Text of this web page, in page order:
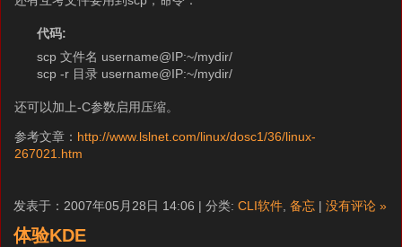
代码:
scp 文件名 username@IP:~/mydir/
scp -r 目录 username@IP:~/mydir/
还可以加上-C参数启用压缩。
参考文章： http://www.lslnet.com/linux/dosc1/36/linux-
267021.htm
发表于：2007年05月28日 14:06 | 分类: CLI软件, 备忘 | 没有评论 »
体验KDE